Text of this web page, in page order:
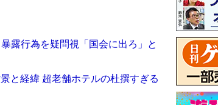
露行為を疑問視「国会に出ろ」と
と経緯 超老舗ホテルの杜撰すぎる